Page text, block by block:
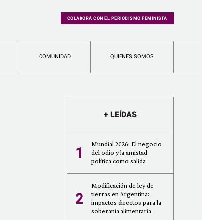
COLABORÁ CON EL PERIODISMO FEMINISTA
COMUNIDAD QUIÉNES SOMOS
+ LEÍDAS
1
Mundial 2026: El negocio
del odio y la amistad
política como salida
2
Modificación de ley de
tierras en Argentina:
impactos directos para la
soberanía alimentaria